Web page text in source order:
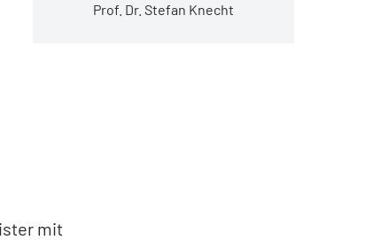
Prof. Dr. Stefan Knecht
mit